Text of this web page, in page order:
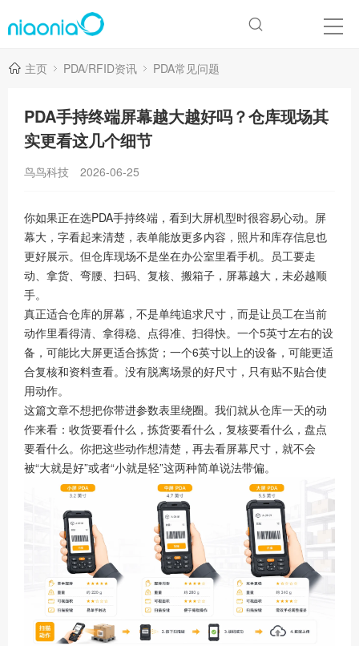
主页 PDA/RFID资讯 PDA常见问题
PDA手持终端屏幕越大越好吗？仓库现场其
实更看这几个细节
鸟鸟科技 2026-06-25
你如果正在选PDA手持终端，看到大屏机型时很容易心动。屏
幕大，字看起来清楚，表单能放更多内容，照片和库存信息也
更好展示。但仓库现场不是坐在办公室里看手机。员工要走
动、拿货、弯腰、扫码、复核、搬箱子，屏幕越大，未必越顺
手。
真正适合仓库的屏幕，不是单纯追求尺寸，而是让员工在当前
动作里看得清、拿得稳、点得准、扫得快。一个5英寸左右的设
备，可能比大屏更适合拣货；一个6英寸以上的设备，可能更适
合复核和资料查看。没有脱离场景的好尺寸，只有贴不贴合使
用动作。
这篇文章不想把你带进参数表里绕圈。我们就从仓库一天的动
作来看：收货要看什么，拣货要看什么，复核要看什么，盘点
要看什么。你把这些动作想清楚，再去看屏幕尺寸，就不会
被“大就是好”或者“小就是轻”这两种简单说法带偏。